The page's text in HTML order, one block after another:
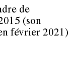
de
(son
février 2021)